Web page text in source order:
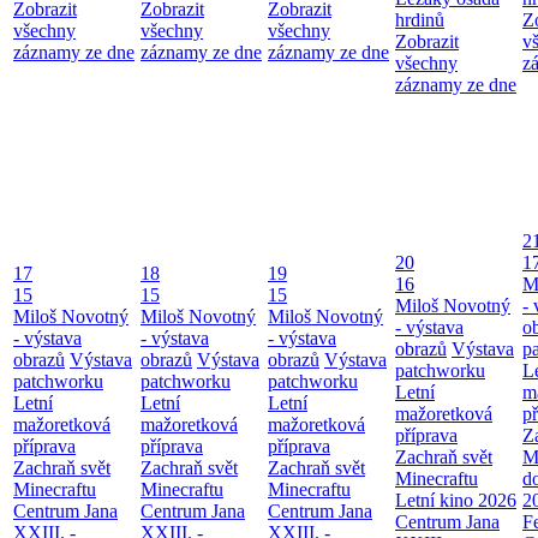
Zobrazit
všechny
záznamy ze dne
Zobrazit
všechny
záznamy ze dne
Zobrazit
všechny
záznamy ze dne
hrdinů
Zobrazit
všechny
záznamy ze dne
17
15
Miloš Novotný
- výstava
obrazů Výstava
patchworku
Letní
mažoretková
příprava
Zachraň svět
Minecraftu
Centrum Jana
XXIII. -
18
15
Miloš Novotný
- výstava
obrazů Výstava
patchworku
Letní
mažoretková
příprava
Zachraň svět
Minecraftu
Centrum Jana
XXIII. -
19
15
Miloš Novotný
- výstava
obrazů Výstava
patchworku
Letní
mažoretková
příprava
Zachraň svět
Minecraftu
Centrum Jana
XXIII. -
20
16
Miloš Novotný
- výstava
obrazů Výstava
patchworku
Letní
mažoretková
příprava
Zachraň svět
Minecraftu
Letní kino 2026
Centrum Jana
-